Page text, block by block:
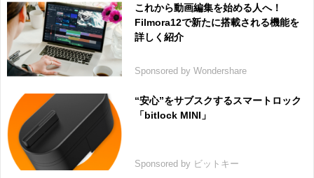
これから動画編集を始める人へ！
Filmora12で新たに搭載される機能を
詳しく紹介
Sponsored by Wondershare
“安心”をサブスクするスマートロック
「bitlock MINI」
Sponsored by ビットキー